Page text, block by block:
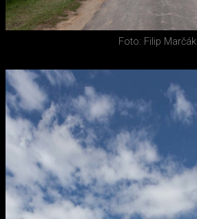
Foto: Filip Marčák